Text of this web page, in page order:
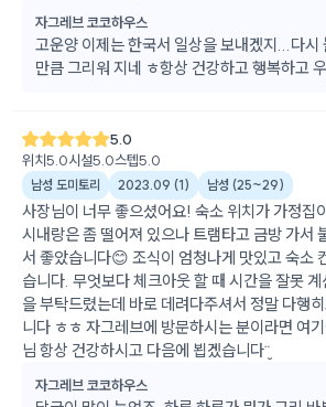
자그레브 코코하우스
고운양 이제는 한국서 일상을 보내겠지...다시
만큼 그리워 지네 ㅎ항상 건강하고 행복하고
5.0
위치5.0시설5.0스텝5.0
남성 도미토리 2023.09 (1) 남성 (25~29)
사장님이 너무 좋으셨어요! 숙소 위치가 가정집
시내랑은 좀 떨어져 있으나 트램타고 금방 가서
서 좋았습니다😊 조식이 엄청나게 맛있고 숙소
습니다. 무엇보다 체크아웃 할 때 시간을 잘못
을 부탁드렸는데 바로 데려다주셔서 정말 다행
니다 ㅎㅎ 자그레브에 방문하시는 분이라면 여
님 항상 건강하시고 다음에 뵙겠습니다¨̮
자그레브 코코하우스